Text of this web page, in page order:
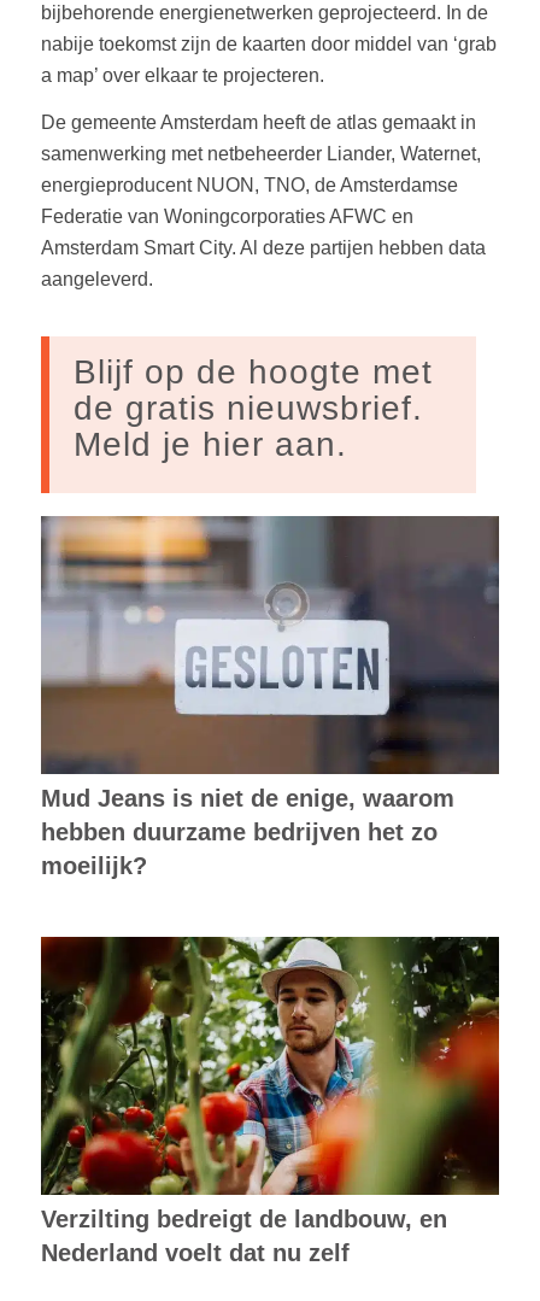
bijbehorende energienetwerken geprojecteerd. In de
nabije toekomst zijn de kaarten door middel van ‘grab
a map’ over elkaar te projecteren.
De gemeente Amsterdam heeft de atlas gemaakt in
samenwerking met netbeheerder Liander, Waternet,
energieproducent NUON, TNO, de Amsterdamse
Federatie van Woningcorporaties AFWC en
Amsterdam Smart City. Al deze partijen hebben data
aangeleverd.
Blijf op de hoogte met
de gratis nieuwsbrief.
Meld je hier aan.
Mud Jeans is niet de enige, waarom
hebben duurzame bedrijven het zo
moeilijk?
Verzilting bedreigt de landbouw, en
Nederland voelt dat nu zelf